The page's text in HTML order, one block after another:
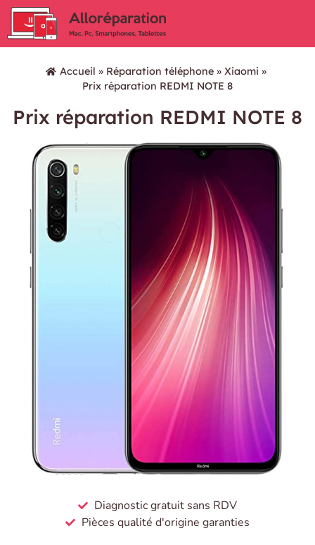
Accueil » Réparation téléphone » Xiaomi »
Prix réparation REDMI NOTE 8
Prix réparation REDMI NOTE 8
Diagnostic gratuit sans RDV
Pièces qualité d'origine garanties